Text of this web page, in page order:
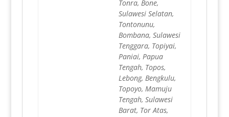
Tonra, Bone,
Sulawesi Selatan,
Tontonunu,
Bombana, Sulawesi
Tenggara, Topiyai,
Paniai, Papua
Tengah, Topos,
Lebong, Bengkulu,
Topoyo, Mamuju
Tengah, Sulawesi
Barat, Tor Atas,